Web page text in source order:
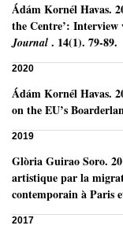
Ádám Kornél Havas.
the Centre’: Interview
Journal . 14(1). 79-89.
2020
Ádám Kornél Havas.
on the EU’s
2019
Glòria Guirao Soro.
artistique par la
contemporain à Paris
2017